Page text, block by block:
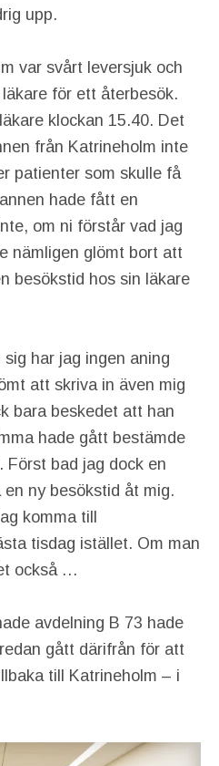
upp.
var svårt leversjuk och
för ett återbesök.
klockan 15.40. Det
från Katrineholm inte
patienter som skulle få
hade fått en
om ni förstår vad jag
nämligen glömt bort att
besökstid hos sin läkare
sig har jag ingen aning
att skriva in även mig
bara beskedet att han
hade gått bestämde
Först bad jag dock en
ny besökstid åt mig.
komma till
tisdag istället. Om man
också …
avdelning B 73 hade
gått därifrån för att
till Katrineholm – i